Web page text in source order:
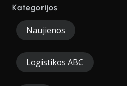
Kategorijos
Naujienos
Logistikos ABC